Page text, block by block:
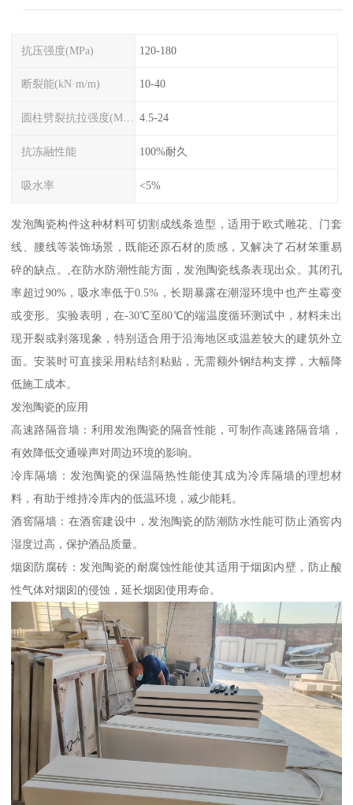
抗压强度(MPa) 120-180
断裂能(kN·m/m) 10-40
圆柱劈裂抗拉强度(MPa) 4.5-24
抗冻融性能 100%耐久
吸水率 <5%
发泡陶瓷构件这种材料可切割成线条造型，适用于欧式雕花、门套
线、腰线等装饰场景，既能还原石材的质感，又解决了石材笨重易
碎的缺点。,在防水防潮性能方面，发泡陶瓷线条表现出众。其闭孔
率超过90%，吸水率低于0.5%，长期暴露在潮湿环境中也产生霉变
或变形。实验表明，在-30℃至80℃的端温度循环测试中，材料未出
现开裂或剥落现象，特别适合用于沿海地区或温差较大的建筑外立
面。安装时可直接采用粘结剂粘贴，无需额外钢结构支撑，大幅降
低施工成本。
发泡陶瓷的应用
高速路隔音墙：利用发泡陶瓷的隔音性能，可制作高速路隔音墙，
有效降低交通噪声对周边环境的影响。
冷库隔墙：发泡陶瓷的保温隔热性能使其成为冷库隔墙的理想材
料，有助于维持冷库内的低温环境，减少能耗。
酒窖隔墙：在酒窖建设中，发泡陶瓷的防潮防水性能可防止酒窖内
湿度过高，保护酒品质量。
烟囱防腐砖：发泡陶瓷的耐腐蚀性能使其适用于烟囱内壁，防止酸
性气体对烟囱的侵蚀，延长烟囱使用寿命。